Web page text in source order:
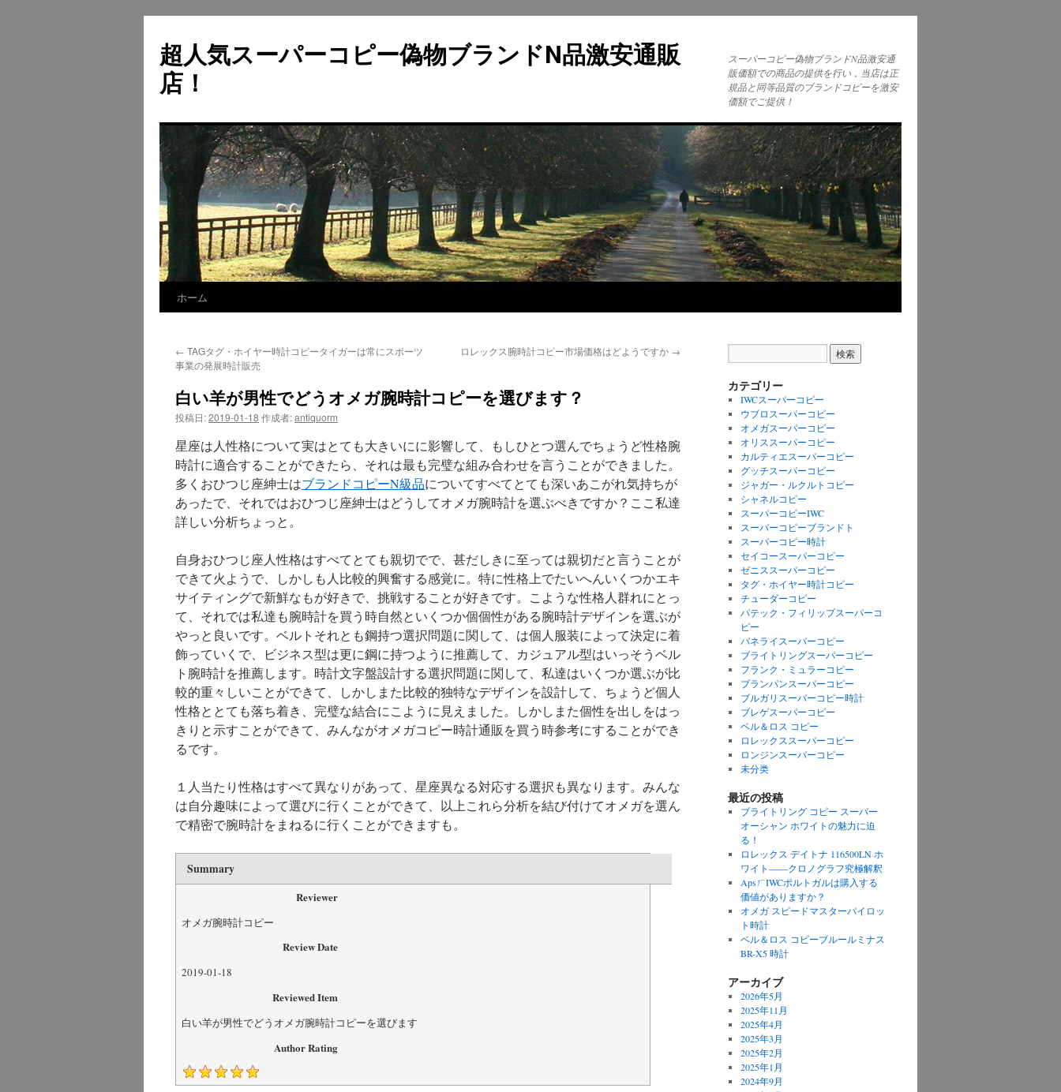
超人気スーパーコピー偽物ブランドN品激安通販
店！
スーパーコピー偽物ブランドN品激安通
販価額での商品の提供を行い，当店は正
規品と同等品質のブランドコピーを激安
価額でご提供！
テ
ツ
へ
キ
ホーム
← TAGタグ・ホイヤー時計コピータイガーは常にスポーツ
事業の発展時計販売
ロレックス腕時計コピー市場価格はどようですか →
白い羊が男性でどうオメガ腕時計コピーを選びます？
投稿日:2019-01-18 作成者:antiquorm
星座は人性格について実はとても大きいにに影響して、もしひとつ選んでちょうど性格腕
時計に適合することができたら、それは最も完璧な組み合わせを言うことができました。
多くおひつじ座紳士はブランドコピーN級品についてすべてとても深いあこがれ気持ちが
あったで、それではおひつじ座紳士はどうしてオメガ腕時計を選ぶべきですか？ここ私達
詳しい分析ちょっと。
自身おひつじ座人性格はすべてとても親切でで、甚だしきに至っては親切だと言うことが
できて火ようで、しかしも人比較的興奮する感覚に。特に性格上でたいへんいくつかエキ
サイティングで新鮮なもが好きで、挑戦することが好きです。こような性格人群れにとっ
て、それでは私達も腕時計を買う時自然といくつか個個性がある腕時計デザインを選ぶが
やっと良いです。ベルトそれとも鋼持つ選択問題に関して、は個人服装によって決定に着
飾っていくで、ビジネス型は更に鋼に持つように推薦して、カジュアル型はいっそうベル
ト腕時計を推薦します。時計文字盤設計する選択問題に関して、私達はいくつか選ぶが比
較的重々しいことができて、しかしまた比較的独特なデザインを設計して、ちょうど個人
性格ととても落ち着き、完璧な結合にこように見えました。しかしまた個性を出しをはっ
きりと示すことができて、みんながオメガコピー時計通販を買う時参考にすることができ
るです。
１人当たり性格はすべて異なりがあって、星座異なる対応する選択も異なります。みんな
は自分趣味によって選びに行くことができて、以上これら分析を結び付けてオメガを選ん
で精密で腕時計をまねるに行くことができますも。
Summary
Reviewer
オメガ腕時計コピー
Review Date
2019-01-18
Reviewed Item
白い羊が男性でどうオメガ腕時計コピーを選びます
Author Rating
カテゴリー
IWCスーパーコピー
ウブロスーパーコピー
オメガスーパーコピー
オリススーパーコピー
カルティエスーパーコピー
グッチスーパーコピー
ジャガー・ルクルトコピー
シャネルコピー
スーパーコピーIWC
スーパーコピーブランドト
スーパーコピー時計
セイコースーパーコピー
ゼニススーパーコピー
タグ・ホイヤー時計コピー
チューダーコピー
パテック・フィリップスーパーコ
ピー
パネライスーパーコピー
ブライトリングスーパーコピー
フランク・ミュラーコピー
ブランパンスーパーコピー
ブルガリスーパーコピー時計
ブレゲスーパーコピー
ベル＆ロス コピー
ロレックススーパーコピー
ロンジンスーパーコピー
未分类
最近の投稿
ブライトリング コピー スーパー
オーシャン ホワイトの魅力に迫
る！
ロレックス デイトナ 116500LN ホ
ワイト——クロノグラフ究極解釈
ApsㄏIWCポルトガルは購入する
価値がありますか？
オメガ スピードマスターパイロッ
ト時計
ベル＆ロス コピーブルールミナス
BR-X5 時計
アーカイブ
2026年5月
2025年11月
2025年4月
2025年3月
2025年2月
2025年1月
2024年9月